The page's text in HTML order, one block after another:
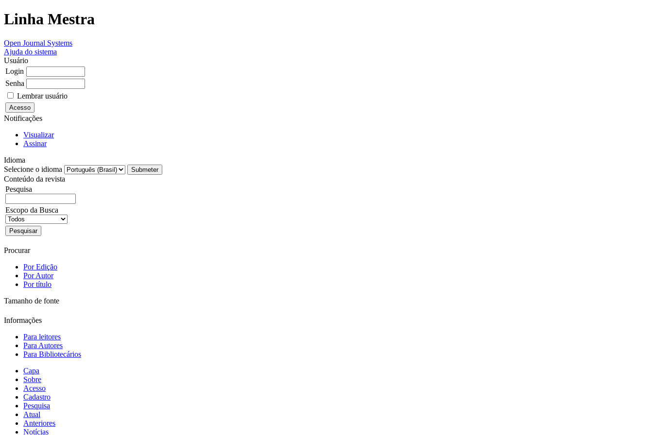
Linha Mestra
Open Journal Systems
Ajuda do sistema
Usuário
Login
Senha
Lembrar usuário
Notificações
Visualizar
Assinar
Idioma
Selecione o idioma
Conteúdo da revista
Pesquisa
Escopo da Busca
Procurar
Por Edição
Por Autor
Por título
Tamanho de fonte
Informações
Para leitores
Para Autores
Para Bibliotecários
Capa
Sobre
Acesso
Cadastro
Pesquisa
Atual
Anteriores
Notícias